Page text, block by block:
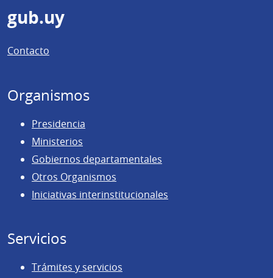
Pie
de
página
gub.uy
Contacto
Organismos
Presidencia
Ministerios
Gobiernos departamentales
Otros Organismos
Iniciativas interinstitucionales
Servicios
Trámites y servicios